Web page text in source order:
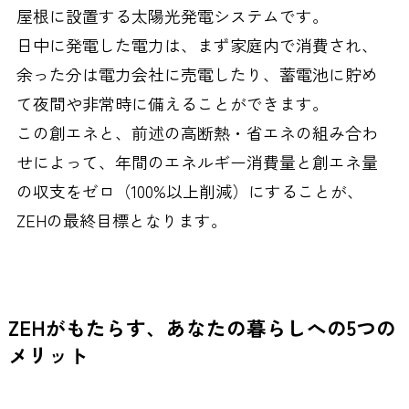
屋根に設置する太陽光発電システムです。
日中に発電した電力は、まず家庭内で消費され、
余った分は電力会社に売電したり、蓄電池に貯め
て夜間や非常時に備えることができます。
この創エネと、前述の高断熱・省エネの組み合わ
せによって、年間のエネルギー消費量と創エネ量
の収支をゼロ（100%以上削減）にすることが、
ZEHの最終目標となります。
ZEHがもたらす、あなたの暮らしへの5つの
メリット